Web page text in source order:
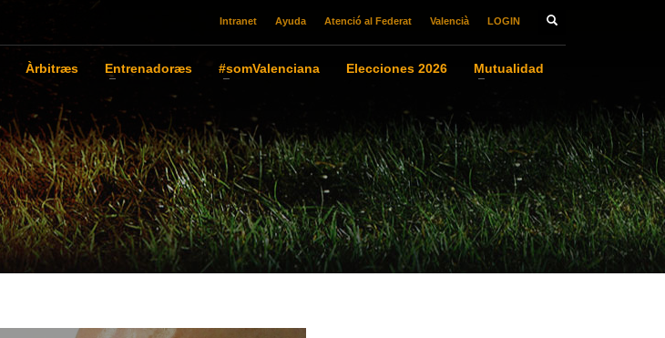
Intranet Ayuda Atenció al Federat Valencià LOGIN
Àrbitræs Entrenadoræs #somValenciana Elecciones 2026
Mutualidad